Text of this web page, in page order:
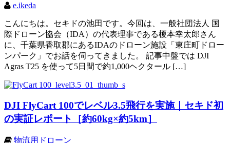
e.ikeda
こんにちは。セキドの池田です。今回は、一般社団法人 国
際ドローン協会（IDA）の代表理事である榎本幸太郎さん
に、千葉県香取郡にあるIDAのドローン施設「東庄町ドロー
ンパーク」でお話を伺ってきました。 記事中盤では DJI
Agras T25 を使って5日間で約1,000ヘクタール […]
DJI FlyCart 100でレベル3.5飛行を実施｜セキド初
の実証レポート［約60kg×約5km］
物流用ドローン